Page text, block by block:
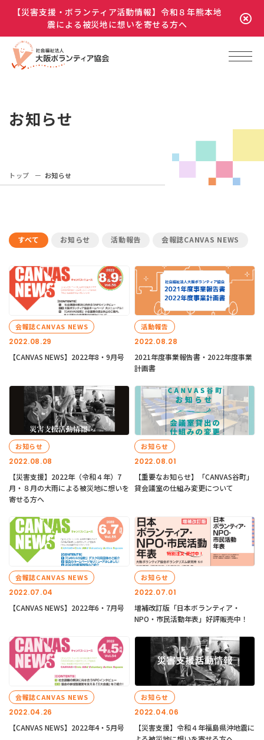
【災害支援・ボランティア活動情報】令和８年熊本地
震による被災地に想いを寄せる方へ
お知らせ
トップ お知らせ
すべて お知らせ 活動報告 会報誌CANVAS NEWS
2022.08.29
会報誌CANVAS NEWS
【CANVAS NEWS】2022年8・9月号
2022.08.28
活動報告
2021年度事業報告書・2022年度事業
計画書
2022.08.08
お知らせ
【災害支援】2022年（令和４年）7
月・８月の大雨による被災地に想いを
寄せる方へ
2022.08.01
お知らせ
【重要なお知らせ】「CANVAS谷町」
貸会議室の仕組み変更について
2022.07.04
会報誌CANVAS NEWS
【CANVAS NEWS】2022年6・7月号
2022.07.01
お知らせ
増補改訂版「日本ボランティア・
NPO・市民活動年表」好評販売中！
2022.04.26
会報誌CANVAS NEWS
【CANVAS NEWS】2022年4・5月号
2022.04.06
お知らせ
【災害支援】令和４年福島県沖地震に